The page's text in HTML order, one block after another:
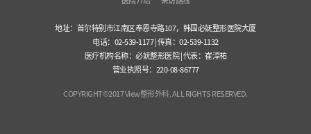
地址：首尔特别市江南区奉恩寺路107，韩国必妩整形医院大厦
电话：02-539-1177 | 传真：02-539-1132
医疗机构名称：必妩整形医院 | 代表：崔淳祐
营业执照号：220-08-86777
COPYRIGHT©2017 View整形外科. ALL RIGHTS RESERVED.